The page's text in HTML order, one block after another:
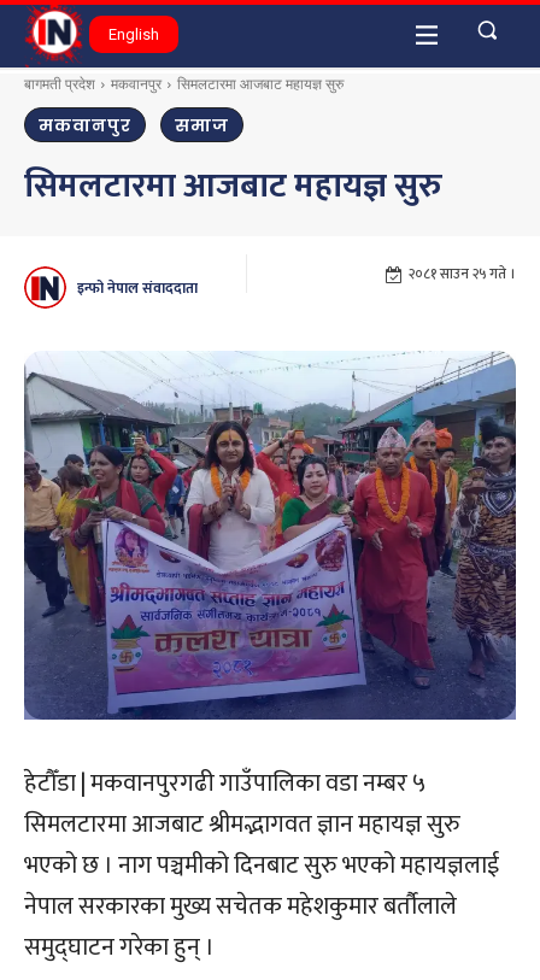
English
बागमती प्रदेश मकवानपुर सिमलटारमा आजबाट महायज्ञ सुरु
मकवानपुर समाज
सिमलटारमा आजबाट महायज्ञ सुरु
इन्फो नेपाल संवाददाता
२०८१ साउन २५ गते ।
हेटौँडा | मकवानपुरगढी गाउँपालिका वडा नम्बर ५
सिमलटारमा आजबाट श्रीमद्भागवत ज्ञान महायज्ञ सुरु
भएको छ । नाग पञ्चमीको दिनबाट सुरु भएको महायज्ञलाई
नेपाल सरकारका मुख्य सचेतक महेशकुमार बर्तौलाले
समुद्घाटन गरेका हुन् ।